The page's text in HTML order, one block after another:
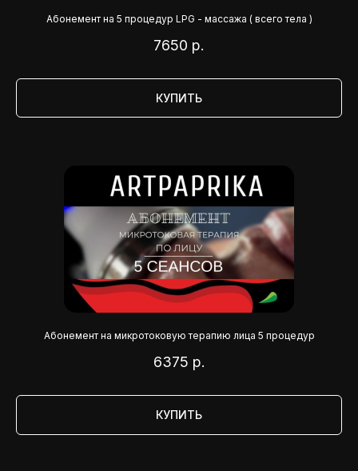
Абонемент на 5 процедур LPG - массажа ( всего тела )
7650 р.
КУПИТЬ
Абонемент на микротоковую терапию лица 5 процедур
6375 р.
КУПИТЬ